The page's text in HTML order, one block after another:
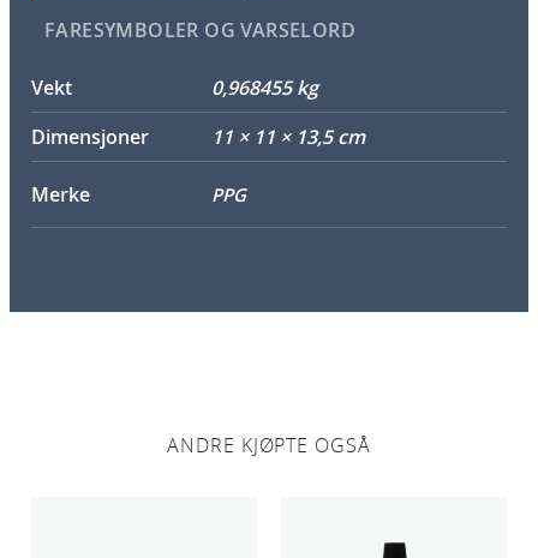
FARESYMBOLER OG VARSELORD
Vekt
0,968455 kg
Dimensjoner
11 × 11 × 13,5 cm
Merke PPG
ANDRE KJØPTE OGSÅ